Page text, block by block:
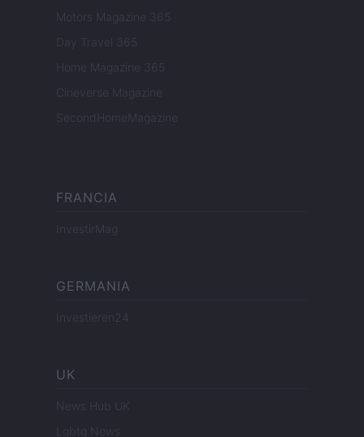
Motors Magazine 365
Day Travel 365
Home Magazine 365
Cineverse Magazine
SecondHomeMagazine
FRANCIA
InvestirMag
GERMANIA
Investieren24
UK
News Hub UK
Lgbtq News